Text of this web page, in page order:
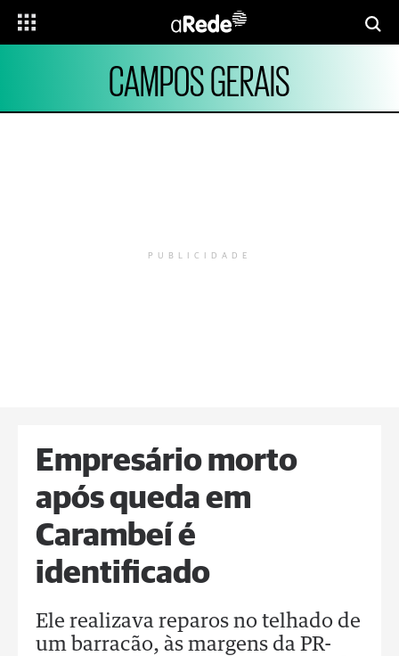
CAMPOS GERAIS
PUBLICIDADE
Empresário morto
após queda em
Carambeí é
identificado
Ele realizava reparos no telhado de
um barracão, às margens da PR-